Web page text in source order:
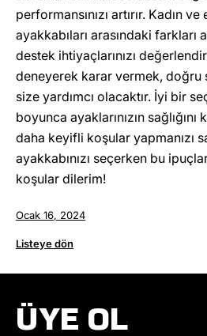
performansınızı artırır. Kadın
ayakkabıları arasındaki farkları
destek ihtiyaçlarınızı
deneyerek karar vermek, doğru
size yardımcı olacaktır. İyi bir
boyunca ayaklarınızın
daha keyifli koşular yapmanızı
ayakkabınızı seçerken bu
koşular dilerim!
Ocak 16, 2024
Listeye dön
ÜYE OL